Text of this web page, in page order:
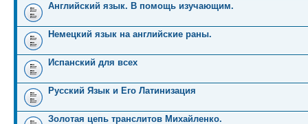
Английский язык. В помощь изучающим.
Немецкий язык на английские раны.
Испанский для всех
Русский Язык и Его Латинизация
Золотая цепь транслитов Михайленко.